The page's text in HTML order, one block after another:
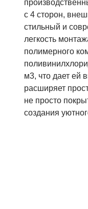
с 4 сторон,
стильный и
легкость
полимерного
м3, что дает ей
расширяет
не просто
создания